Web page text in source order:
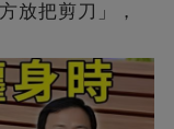
放把剪刀」，